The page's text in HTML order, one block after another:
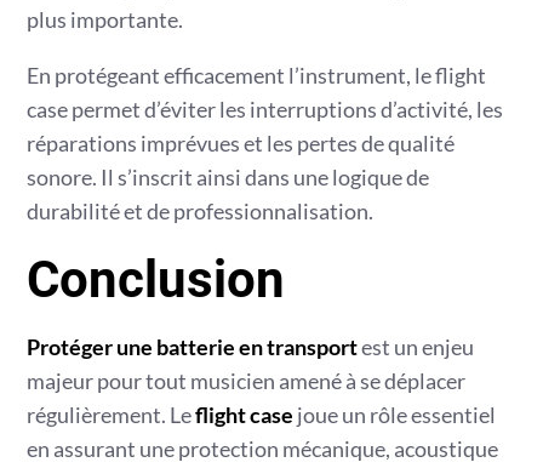
plus importante.
En protégeant efficacement l’instrument, le flight
case permet d’éviter les interruptions d’activité, les
réparations imprévues et les pertes de qualité
sonore. Il s’inscrit ainsi dans une logique de
durabilité et de professionnalisation.
Conclusion
Protéger une batterie en transportest un enjeu
majeur pour tout musicien amené à se déplacer
régulièrement. Leflight case joue un rôle essentiel
en assurant une protection mécanique, acoustique